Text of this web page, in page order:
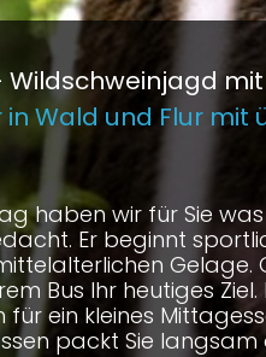
Wildschweinjagd
Wald und Flur mit
haben wir für Sie
Er beginnt
Gelage.
Bus Ihr heutiges
für ein kleines
packt Sie